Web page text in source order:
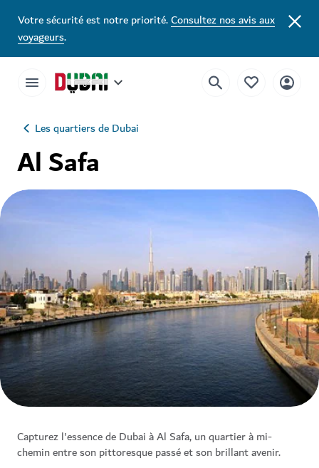
Votre sécurité est notre priorité.Consultez nos avis aux
voyageurs.
Les quartiers de Dubai
Al Safa
Capturez l'essence de Dubai à Al Safa, un quartier à mi-
chemin entre son pittoresque passé et son brillant avenir.